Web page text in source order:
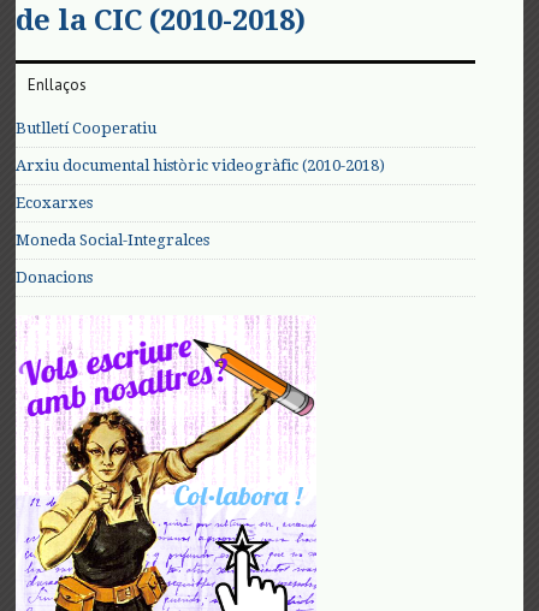
de la CIC (2010-2018)
Enllaços
Butlletí Cooperatiu
Arxiu documental històric videogràfic (2010-2018)
Ecoxarxes
Moneda Social-Integralces
Donacions